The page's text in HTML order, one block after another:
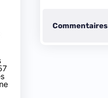
Commentaires